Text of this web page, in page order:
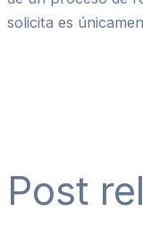
solicita es
Post